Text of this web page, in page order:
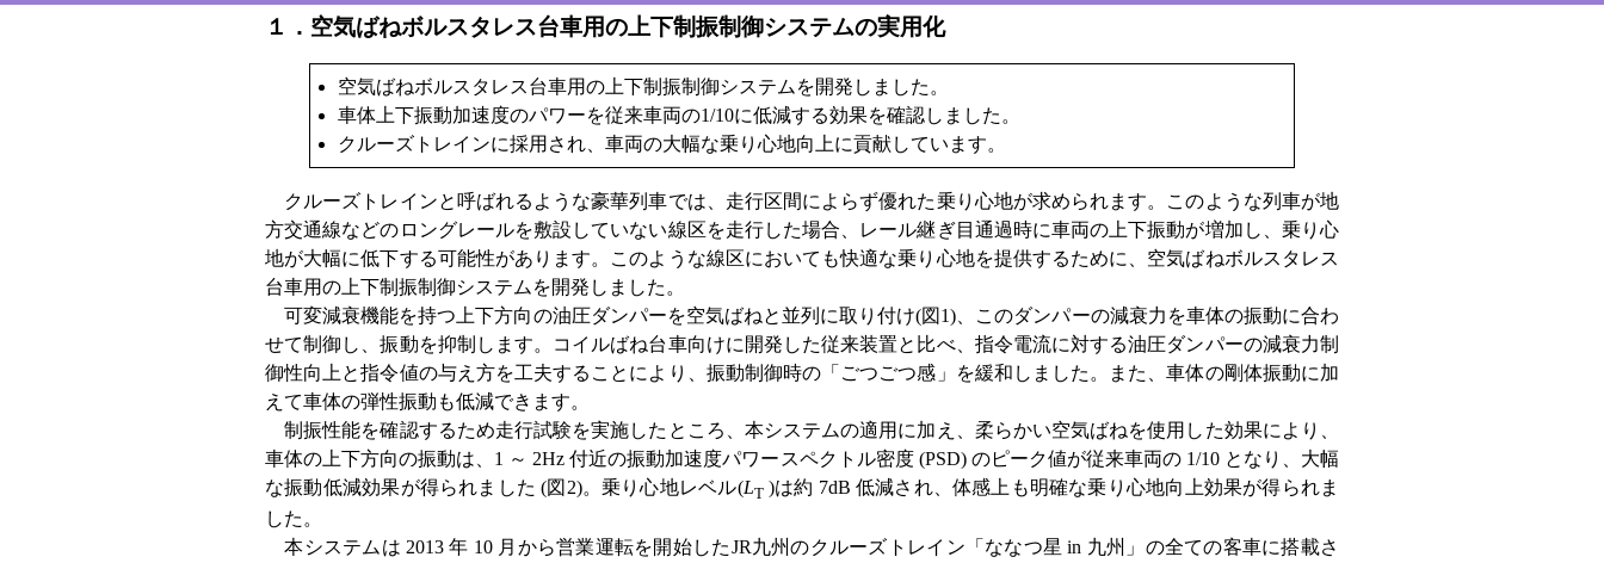
１．空気ばねボルスタレス台車用の上下制振制御システムの実用化
空気ばねボルスタレス台車用の上下制振制御システムを開発しました。
車体上下振動加速度のパワーを従来車両の1/10に低減する効果を確認しました。
クルーズトレインに採用され、車両の大幅な乗り心地向上に貢献しています。
クルーズトレインと呼ばれるような豪華列車では、走行区間によらず優れた乗り心地が求められます。このような列車が地
方交通線などのロングレールを敷設していない線区を走行した場合、レール継ぎ目通過時に車両の上下振動が増加し、乗り心
地が大幅に低下する可能性があります。このような線区においても快適な乗り心地を提供するために、空気ばねボルスタレス
台車用の上下制振制御システムを開発しました。
可変減衰機能を持つ上下方向の油圧ダンパーを空気ばねと並列に取り付け(図1)、このダンパーの減衰力を車体の振動に合わ
せて制御し、振動を抑制します。コイルばね台車向けに開発した従来装置と比べ、指令電流に対する油圧ダンパーの減衰力制
御性向上と指令値の与え方を工夫することにより、振動制御時の「ごつごつ感」を緩和しました。また、車体の剛体振動に加
えて車体の弾性振動も低減できます。
制振性能を確認するため走行試験を実施したところ、本システムの適用に加え、柔らかい空気ばねを使用した効果により、
車体の上下方向の振動は、1 ～ 2Hz 付近の振動加速度パワースペクトル密度 (PSD) のピーク値が従来車両の 1/10 となり、大幅
な振動低減効果が得られました (図2)。乗り心地レベル(LT)は約 7dB 低減され、体感上も明確な乗り心地向上効果が得られま
した。
本システムは 2013 年 10 月から営業運転を開始したJR九州のクルーズトレイン「ななつ星 in 九州」の全ての客車に搭載さ